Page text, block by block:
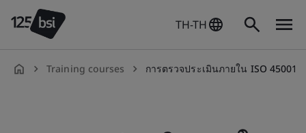
TH-TH
Training courses การตรวจประเมินภายใน ISO